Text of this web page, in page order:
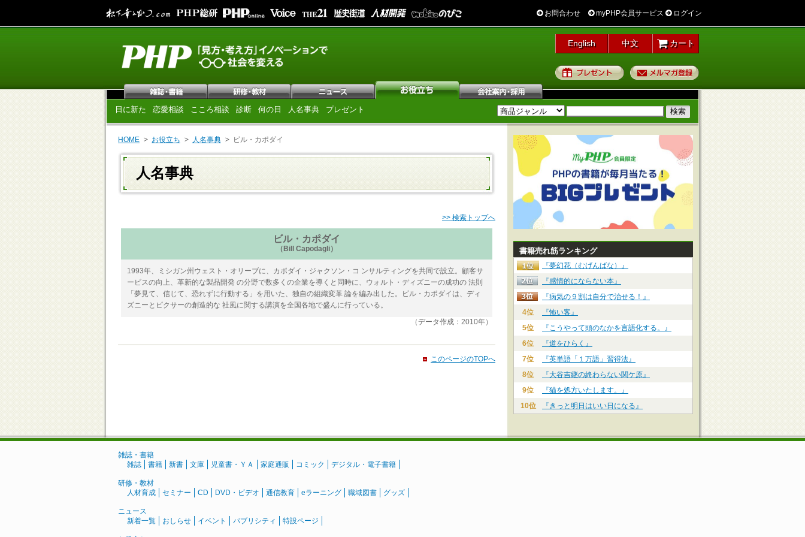
お問合わせ myPHP会員サービス ログイン
English 中文 カート
プレゼント
日に新た 恋愛相談 こころ相談 診断 何の日 人名事典 プレゼント
HOME お役立ち 人名事典 ビル・カポダイ
人名事典
>> 検索トップへ
ビル・カポダイ
（Bill Capodagli）
1993年、ミシガン州ウェスト・オリーブに、カポダイ・ジャクソン・コ ンサルティングを共同で設立。顧客サ
ービスの向上、革新的な製品開発 の分野で数多くの企業を導くと同時に、ウォルト・ディズニーの成功の 法則
「夢見て、信じて、恐れずに行動する」を用いた、独自の組織変革 論を編み出した。ビル・カポダイは、ディ
ズニーとピクサーの創造的な 社風に関する講演を全国各地で盛んに行っている。
（データ作成：2010年）
このページのTOPへ
書籍売れ筋ランキング
『夢幻花（むげんばな）』
『感情的にならない本』
『病気の９割は自分で治せる！』
4位
『怖い客』
5位
『こうやって頭のなかを言語化する。』
6位
『道をひらく』
7位
『英単語「１万語」習得法』
8位
『大谷吉継の終わらない関ケ原』
9位
『猫を処方いたします。』
10位
『きっと明日はいい日になる』
雑誌・書籍
雑誌
書籍 新書 文庫 児童書・ＹＡ 家庭通販 コミック デジタル・電子書籍
研修・教材
人材育成
セミナー CD DVD・ビデオ 通信教育 eラーニング 職域図書 グッズ
ニュース
新着一覧
おしらせ イベント パブリシティ 特設ページ